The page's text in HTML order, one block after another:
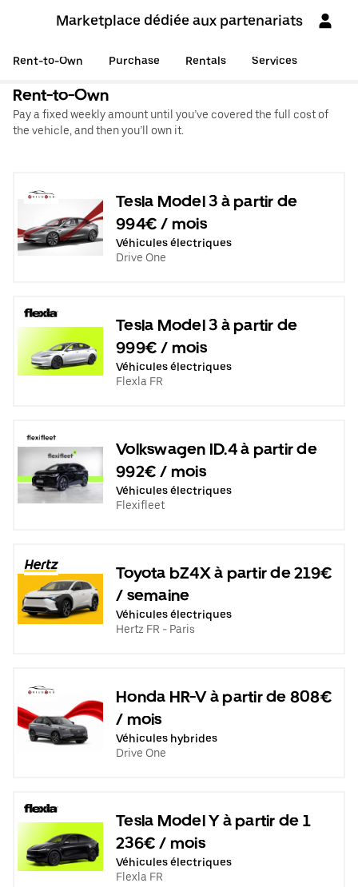
Marketplace dédiée aux partenariats
Rent-to-Own Purchase Rentals Services
Rent-to-Own
Pay a fixed weekly amount until you’ve covered the full cost of
the vehicle, and then you’ll own it.
Tesla Model 3 à partir de
994€ / mois
Véhicules électriques
Drive One
Tesla Model 3 à partir de
999€ / mois
Véhicules électriques
Flexla FR
Volkswagen ID.4 à partir de
992€ / mois
Véhicules électriques
Flexifleet
Toyota bZ4X à partir de 219€
/ semaine
Véhicules électriques
Hertz FR - Paris
Honda HR-V à partir de 808€
/ mois
Véhicules hybrides
Drive One
Tesla Model Y à partir de 1
236€ / mois
Véhicules électriques
Flexla FR